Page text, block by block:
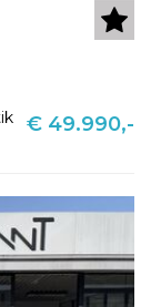
€ 49.990,-